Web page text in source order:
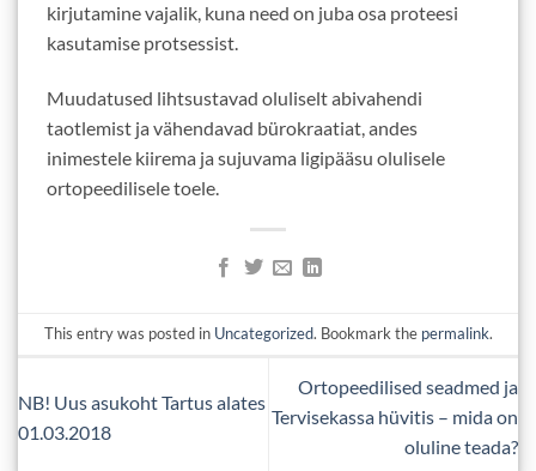
kirjutamine vajalik, kuna need on juba osa proteesi
kasutamise protsessist.
Muudatused lihtsustavad oluliselt abivahendi
taotlemist ja vähendavad bürokraatiat, andes
inimestele kiirema ja sujuvama ligipääsu olulisele
ortopeedilisele toele.
This entry was posted in Uncategorized. Bookmark the permalink.
NB! Uus asukoht Tartus alates
01.03.2018
Ortopeedilised seadmed ja
Tervisekassa hüvitis – mida on
oluline teada?